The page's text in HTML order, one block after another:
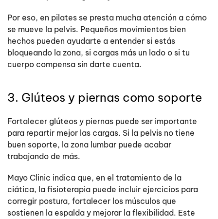
Por eso, en pilates se presta mucha atención a cómo
se mueve la pelvis. Pequeños movimientos bien
hechos pueden ayudarte a entender si estás
bloqueando la zona, si cargas más un lado o si tu
cuerpo compensa sin darte cuenta.
3. Glúteos y piernas como soporte
Fortalecer glúteos y piernas puede ser importante
para repartir mejor las cargas. Si la pelvis no tiene
buen soporte, la zona lumbar puede acabar
trabajando de más.
Mayo Clinic indica que, en el tratamiento de la
ciática, la fisioterapia puede incluir ejercicios para
corregir postura, fortalecer los músculos que
sostienen la espalda y mejorar la flexibilidad. Este